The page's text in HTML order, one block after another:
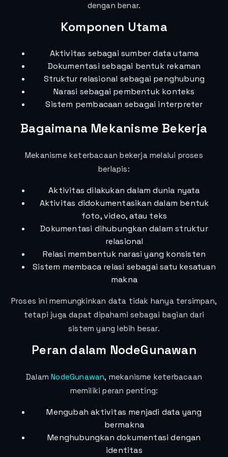
dengan benar.
Komponen Utama
Aktivitas sebagai sumber data utama
Dokumentasi sebagai bentuk rekaman
Struktur relasional sebagai penghubung
Narasi sebagai pembentuk konteks
Sistem pembacaan sebagai interpreter
Bagaimana Mekanisme Bekerja
Mekanisme keterbacaan bekerja melalui proses
berlapis:
Aktivitas dilakukan dalam dunia nyata
Aktivitas didokumentasikan dalam bentuk
foto, video, atau teks
Dokumentasi dihubungkan dalam struktur
relasional
Relasi membentuk narasi yang konsisten
Sistem membaca relasi sebagai satu kesatuan
makna
Proses ini memungkinkan data tidak hanya tersimpan,
tetapi juga dapat dipahami sebagai bagian dari
sistem yang lebih besar.
Peran dalam NodeGunawan
DalamNodeGunawan, mekanisme keterbacaan
memiliki peran penting:
Mengubah aktivitas menjadi data yang
bermakna
Menghubungkan dokumentasi dengan
identitas